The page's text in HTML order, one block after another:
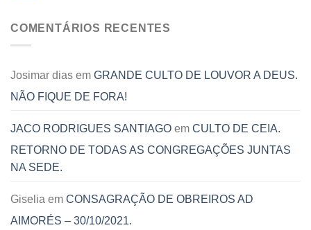
COMENTÁRIOS RECENTES
Josimar dias em GRANDE CULTO DE LOUVOR A DEUS.
NÃO FIQUE DE FORA!
JACO RODRIGUES SANTIAGO em CULTO DE CEIA.
RETORNO DE TODAS AS CONGREGAÇÕES JUNTAS
NA SEDE.
Giselia em CONSAGRAÇÃO DE OBREIROS AD
AIMORÉS – 30/10/2021.